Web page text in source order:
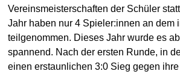
Vereinsmeisterschaften der Schüler
Jahr haben nur 4 Spieler:innen an dem
teilgenommen. Dieses Jahr wurde es
spannend. Nach der ersten Runde, in
einen erstaunlichen 3:0 Sieg gegen